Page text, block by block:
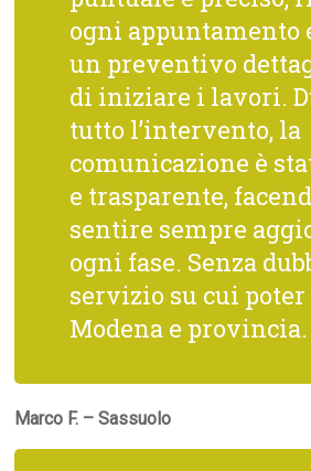
ogni appuntamento
un preventivo
di iniziare i lavori.
tutto l’intervento, la
comunicazione è
e trasparente,
sentire sempre
ogni fase. Senza
servizio su cui poter
Modena e provincia.
Marco F. – Sassuolo